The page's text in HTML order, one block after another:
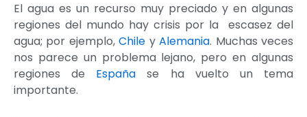
El agua es un recurso muy preciado y en algunas
regiones del mundo hay crisis por la escasez del
agua; por ejemplo,Chile yAlemania. Muchas veces
nos parece un problema lejano, pero en algunas
regiones de España se ha vuelto un tema
importante.